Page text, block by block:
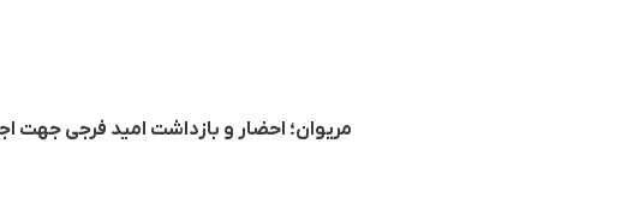
مریوان؛ احضار و بازداشت امید فرجی جهت